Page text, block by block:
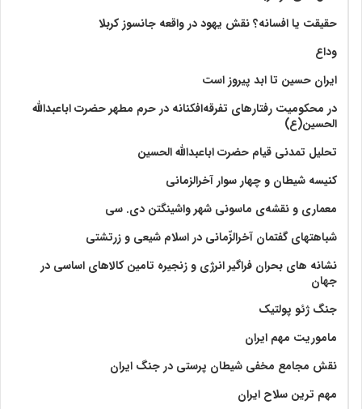
حقیقت یا افسانه؟‌ نقش یهود در واقعه جانسوز کربلا
وداع
ایران حسین تا ابد پیروز است
در محکومیت رفتارهای تفرقه‌افکنانه در حرم مطهر حضرت اباعبدالله
الحسین(ع)
تحلیل تمدنی قیام حضرت اباعبدالله الحسین
کنیسه شیطان و چهار سوار آخرالزمانی
معماری و نقشه‌ی ماسونی شهر واشينگتن دی. سی
شباهتهای گفتمان آخر‌الزّمانی در اسلام شیعی و زرتشتی
نشانه های بحران فراگیر انرژی و زنجیره تامین کالاهای اساسی در
جهان
جنگ ژئو پولتیک
ماموریت مهم ایران
نقش مجامع مخفی شیطان پرستی در جنگ ایران
مهم ترین سلاح ایران